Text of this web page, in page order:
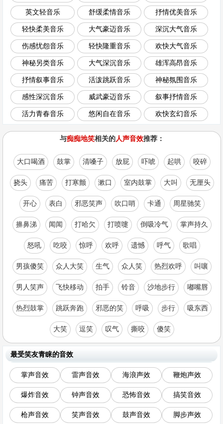
英文轻音乐 舒缓柔情音乐 抒情优美音乐
轻快柔美音乐 大气豪迈音乐 深沉大气音乐
伤感忧怨音乐 轻快隆重音乐 欢快大气音乐
神秘另类音乐 大气深沉音乐 雄浑高昂音乐
抒情叙事音乐 活泼跳跃音乐 神秘氛围音乐
感性深沉音乐 威武豪迈音乐 叙事抒情音乐
活力青春音乐 悠闲自在音乐 欢快玄幻音乐
与痴痴地笑相关的人声音效推荐：
大口喝酒 鼓掌 清嗓子 放屁 吓唬 起哄 咬碎
挠头 痛苦 打寒颤 漱口 室内鼓掌 大叫 无厘头
开心 表白 邪恶笑声 吹口哨 卡通 周星驰笑
擤鼻涕 闻闻 打哈欠 打喷嚏 倒吸冷气 掌声持久
怒吼 吃咬 惊呼 欢呼 遗憾 呼气 歌唱
男孩傻笑 众人大笑 生气 众人笑 热烈欢呼 叫嚷
男人笑声 飞快移动 拍手 铃音 沙地步行 嘟嘴唇
热烈鼓掌 跳跃奔跑 邪恶的笑 呼吸 步行 吸东西
大笑 逗笑 叹气 撕咬 傻笑
最受笑友青睐的音效
掌声音效 雷声音效 海浪声效 鞭炮声效
爆炸音效 钟声音效 恐怖音效 搞笑音效
枪声音效 笑声音效 鼓声音效 脚步声效